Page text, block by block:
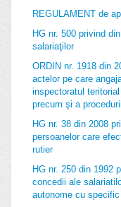
REGULAMENT de
HG nr. 500 privind
salariaţilor
ORDIN nr. 1918 din
actelor pe care
inspectoratul
precum şi a
HG nr. 38 din 2008
persoanelor care
rutier
HG nr. 250 din 1992
concedii ale
autonome cu